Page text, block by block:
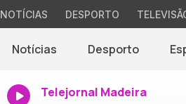
NOTÍCIAS DESPORTO
Notícias Desporto
Telejornal Madeira